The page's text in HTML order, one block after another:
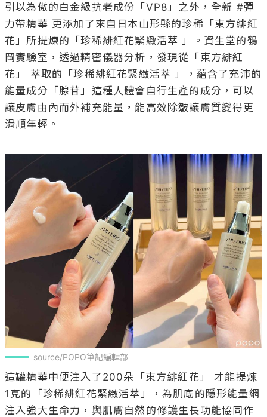
引以為傲的白金級抗老成份「VP8」之外，全新 #彈
力帶精華 更添加了來自日本山形縣的珍稀「東方緋紅
花」所提煉的「珍稀緋紅花緊緻活萃 」。資生堂的鶴
岡實驗室，透過精密儀器分析，發現從「東方緋紅
花」 萃取的「珍稀緋紅花緊緻活萃 」，蘊含了充沛的
能量成分「腺苷」這種人體會自行生產的成分，可以
讓皮膚由內而外補充能量，能高效除皺讓膚質變得更
滑順年輕。
source/POPO筆記編輯部
這罐精華中便注入了200朵「東方緋紅花」 才能提煉
1克的「珍稀緋紅花緊緻活萃」，為肌底的隱形能量網
注入強大生命力，與肌膚自然的修護生長功能協同作